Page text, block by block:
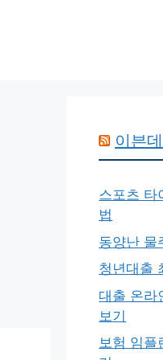
이븐
스포츠 타
법
동양난 물
청년대출
대출 온라
보기
보험 임플